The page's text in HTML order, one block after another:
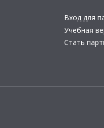
Вход для
Учебная
Стать